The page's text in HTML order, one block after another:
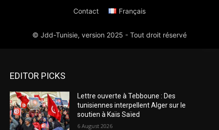
EDITOR PICKS
Lettre ouverte à Tebboune : Des
tunisiennes interpellent Alger sur le
soutien à Kaïs Saïed
6 August 2026